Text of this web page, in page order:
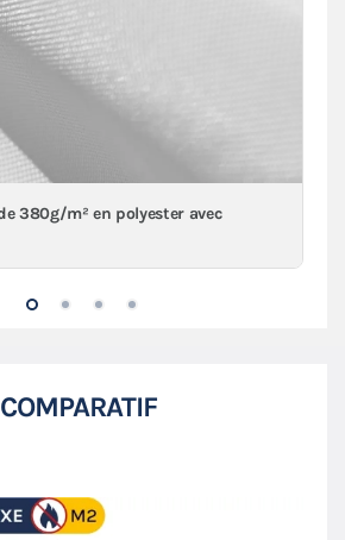
380g/m² en polyester avec
COMPARATIF